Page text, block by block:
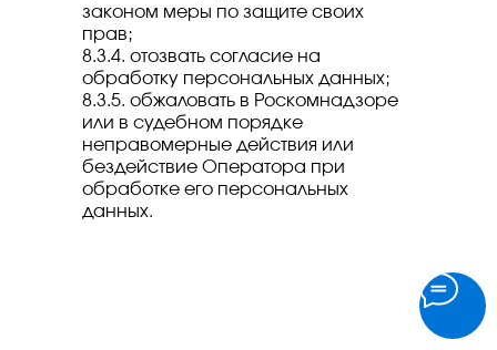
законом меры по защите своих
прав;
8.3.4. отозвать согласие на
обработку персональных данных;
8.3.5. обжаловать в Роскомнадзоре
или в судебном порядке
неправомерные действия или
бездействие Оператора при
обработке его персональных
данных.